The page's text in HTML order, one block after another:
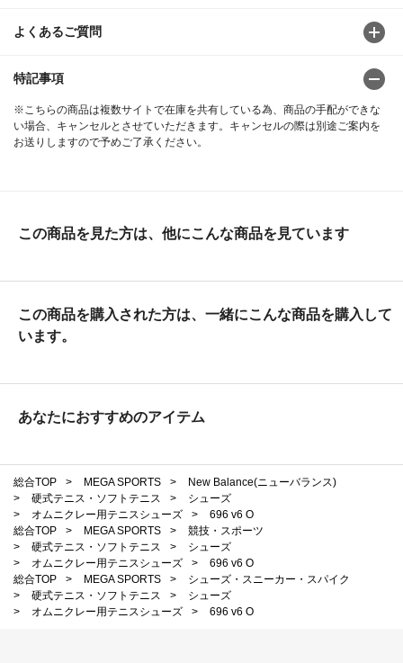
よくあるご質問
特記事項
※こちらの商品は複数サイトで在庫を共有している為、商品の手配ができな
い場合、キャンセルとさせていただきます。キャンセルの際は別途ご案内を
お送りしますので予めご了承ください。
この商品を見た方は、他にこんな商品を見ています
この商品を購入された方は、一緒にこんな商品を購入して
います。
あなたにおすすめのアイテム
総合TOP > MEGA SPORTS >
New Balance(ニューバランス)
>
硬式テニス・ソフトテニス >
シューズ
>
オムニクレー用テニスシューズ >
696 v6 O
総合TOP
> MEGA SPORTS >
競技・スポーツ
>
硬式テニス・ソフトテニス >
シューズ
>
オムニクレー用テニスシューズ >
696 v6 O
総合TOP
> MEGA SPORTS >
シューズ・スニーカー・スパイク
>
硬式テニス・ソフトテニス >
シューズ
>
オムニクレー用テニスシューズ > 696 v6 O